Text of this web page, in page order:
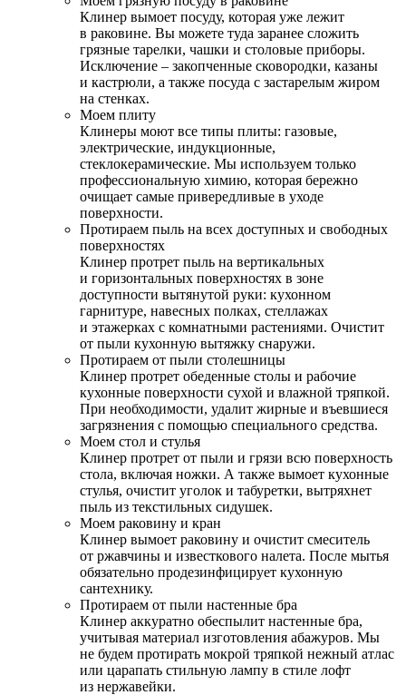
Клинер вымоет посуду, которая уже лежит
в раковине. Вы можете туда заранее сложить
грязные тарелки, чашки и столовые приборы.
Исключение – закопченные сковородки, казаны
и кастрюли, а также посуда с застарелым жиром
на стенках.
Моем плиту
Клинеры моют все типы плиты: газовые,
электрические, индукционные,
стеклокерамические. Мы используем только
профессиональную химию, которая бережно
очищает самые привередливые в уходе
поверхности.
Протираем пыль на всех доступных и свободных
поверхностях
Клинер протрет пыль на вертикальных
и горизонтальных поверхностях в зоне
доступности вытянутой руки: кухонном
гарнитуре, навесных полках, стеллажах
и этажерках с комнатными растениями. Очистит
от пыли кухонную вытяжку снаружи.
Протираем от пыли столешницы
Клинер протрет обеденные столы и рабочие
кухонные поверхности сухой и влажной тряпкой.
При необходимости, удалит жирные и въевшиеся
загрязнения с помощью специального средства.
Моем стол и стулья
Клинер протрет от пыли и грязи всю поверхность
стола, включая ножки. А также вымоет кухонные
стулья, очистит уголок и табуретки, вытряхнет
пыль из текстильных сидушек.
Моем раковину и кран
Клинер вымоет раковину и очистит смеситель
от ржавчины и известкового налета. После мытья
обязательно продезинфицирует кухонную
сантехнику.
Протираем от пыли настенные бра
Клинер аккуратно обеспылит настенные бра,
учитывая материал изготовления абажуров. Мы
не будем протирать мокрой тряпкой нежный атлас
или царапать стильную лампу в стиле лофт
из нержавейки.